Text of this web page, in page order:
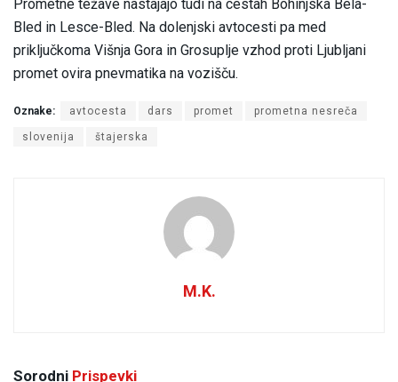
Prometne težave nastajajo tudi na cestah Bohinjska Bela-
Bled in Lesce-Bled. Na dolenjski avtocesti pa med
priključkoma Višnja Gora in Grosuplje vzhod proti Ljubljani
promet ovira pnevmatika na vozišču.
Oznake: avtocesta dars promet prometna nesreča
slovenija štajerska
M.K.
Sorodni Prispevki